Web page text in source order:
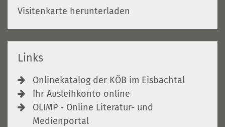
Visitenkarte herunterladen
Links
Onlinekatalog der KÖB im Eisbachtal
Ihr Ausleihkonto online
OLIMP - Online Literatur- und
Medienportal